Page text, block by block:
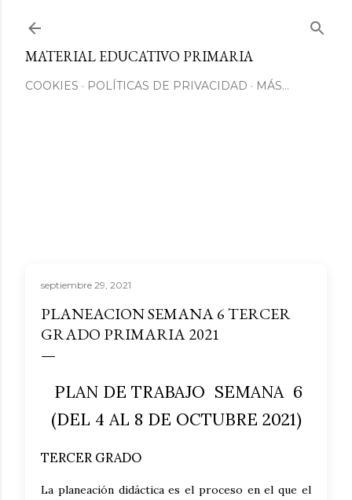
MATERIAL EDUCATIVO PRIMARIA
COOKIES POLÍTICAS DE PRIVACIDAD MÁS…
septiembre 29, 2021
PLANEACION SEMANA 6 TERCER
GRADO PRIMARIA 2021
PLAN DE TRABAJO SEMANA 6
(DEL 4 AL 8 DE OCTUBRE 2021)
TERCER GRADO
La planeación didáctica es el proceso en el que el